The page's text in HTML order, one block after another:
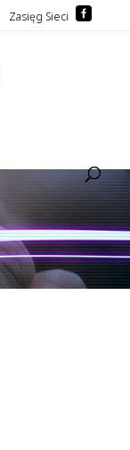
Zasięg Sieci